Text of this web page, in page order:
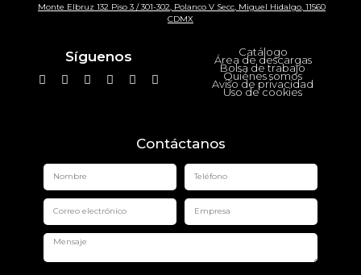
Monte Elbruz 132 Piso 3 / 301-302, Polanco V Secc, Miguel Hidalgo, 11560
CDMX
Síguenos Catálogo
Área de descargas
Bolsa de trabajo
Quiénes somos
Aviso de privacidad
Uso de cookies
Contáctanos